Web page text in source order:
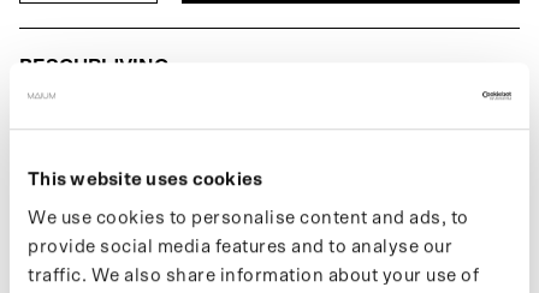
This website uses cookies
We use cookies to personalise content and ads, to
provide social media features and to analyse our
traffic. We also share information about your use of
BESCHRIJVING
interpretatie combineert stijl, functie en ethiek en biedt dankzij de
tegen regen. Verandert eenvoudig in een poncho voor op de fiets
of scooter met de kenmerkende MAIUM-ritsen. Gemaakt van 77
gerecyclede PET-flessen.